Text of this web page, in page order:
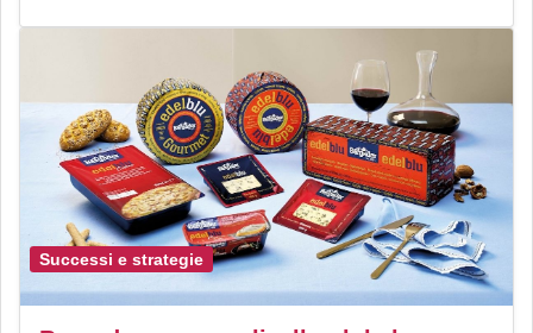
Successi e strategie